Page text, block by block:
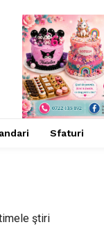
Sfaturi
ştiri